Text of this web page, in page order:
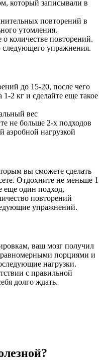
который записывали в
повторений в
утомления.
количестве повторений.
упражнения.
до 15-20, после чего
1-2 кг и сделайте еще такое
вес
не больше 2-х подходов
аэробной нагрузкой
вы сможете сделать
Отдохните не меньше 1
еще один подход,
повторений
упражнений.
ваш мозг получил
порциями и
нагрузки.
с правильной
долго ждать.